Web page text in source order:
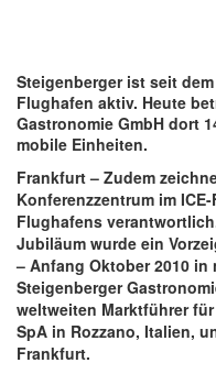
Steigenberger ist seit
Flughafen aktiv. Heute
Gastronomie GmbH dort
mobile Einheiten.
Frankfurt – Zudem
Konferenzzentrum im
Flughafens
Jubiläum wurde ein
– Anfang Oktober 2010
Steigenberger
weltweiten Marktführer
SpA in Rozzano, Italien,
Frankfurt.